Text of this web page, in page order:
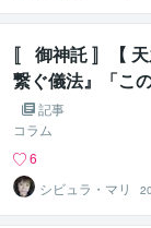
〚 御神託 〛【
繋ぐ儀法』「こ
を・・・」
記事
コラム
6
シビュラ・マリ